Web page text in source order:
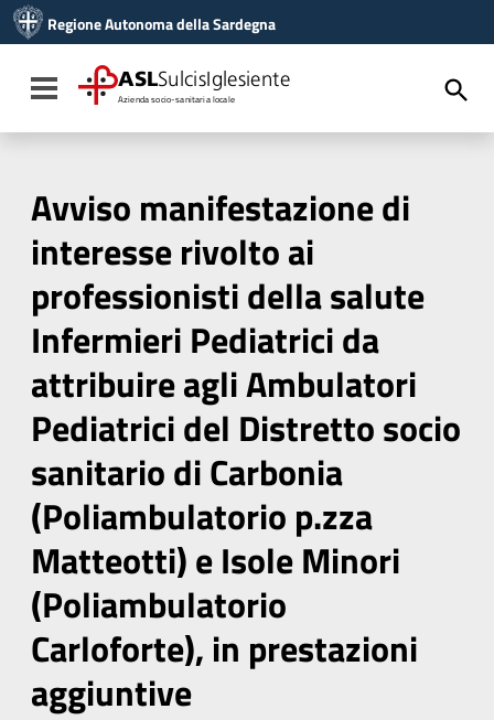
Vai al menu di navigazione
Vai al footer
Regione Autonoma della Sardegna
Toggle navigation
ASLSulcisIglesiente
Azienda socio-sanitaria locale
Avviso manifestazione di
interesse rivolto ai
professionisti della salute
Infermieri Pediatrici da
attribuire agli Ambulatori
Pediatrici del Distretto socio
sanitario di Carbonia
(Poliambulatorio p.zza
Matteotti) e Isole Minori
(Poliambulatorio
Carloforte), in prestazioni
aggiuntive